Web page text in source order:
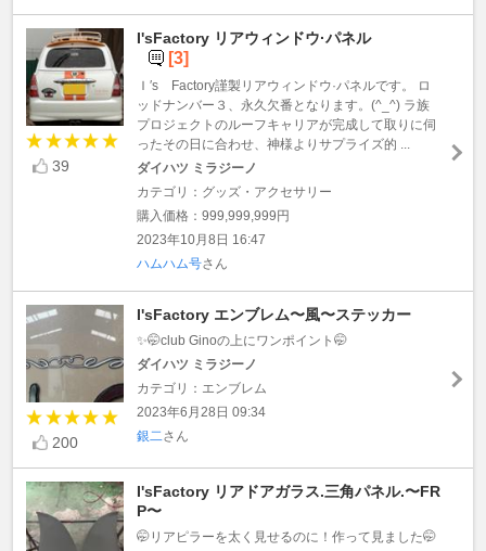
39
I'sFactory リアウィンドウ·パネル
[3]
Ｉ′s Factory謹製リアウィンドウ·パネルです。 ロ
ッドナンバー３、永久欠番となります。(^_^) ラ族
プロジェクトのルーフキャリアが完成して取りに伺
ったその日に合わせ、神様よりサプライズ的 ...
ダイハツ ミラジーノ
カテゴリ：グッズ・アクセサリー
購入価格：999,999,999円
2023年10月8日 16:47
ハムハム号さん
200
I'sFactory エンブレム〜風〜ステッカー
✨🤭club Ginoの上にワンポイント🤭
ダイハツ ミラジーノ
カテゴリ：エンブレム
2023年6月28日 09:34
銀二 さん
I'sFactory リアドアガラス.三角パネル.〜FR
P〜
🤭リアピラーを太く見せるのに！作って見ました🤭